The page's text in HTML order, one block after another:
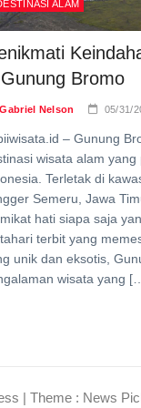
ALAM
Bromo
Gabriel Nelson 05/31/
– Gunung
wisata alam
Terletak di
Semeru, Jawa
hati siapa saja
terbit yang
unik dan eksotis,
wisata yang
| Theme : News